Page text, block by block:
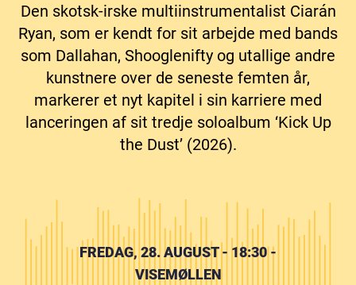
Den skotsk-irske multiinstrumentalist Ciarán
Ryan, som er kendt for sit arbejde med bands
som Dallahan, Shooglenifty og utallige andre
kunstnere over de seneste femten år,
markerer et nyt kapitel i sin karriere med
lanceringen af ​​sit tredje soloalbum ‘Kick Up
the Dust’ (2026).
FREDAG, 28. AUGUST - 18:30 -
VISEMØLLEN